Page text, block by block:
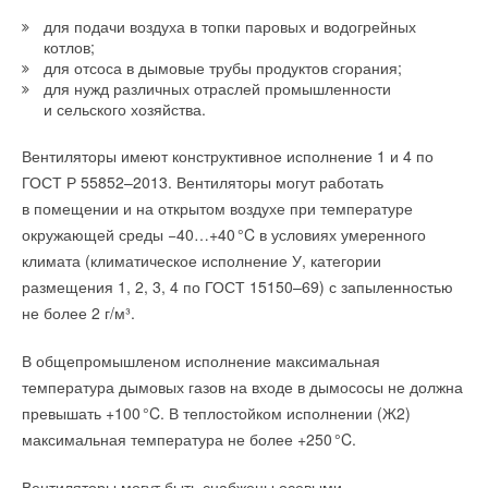
для подачи воздуха в топки паровых и водогрейных
котлов;
для отсоса в дымовые трубы продуктов сгорания;
для нужд различных отраслей промышленности
и сельского хозяйства.
Вентиляторы имеют конструктивное исполнение 1 и 4 по
ГОСТ Р 55852–2013. Вентиляторы могут работать
в помещении и на открытом воздухе при температуре
окружающей среды −40…+40°C в условиях умеренного
климата (климатическое исполнение У, категории
размещения 1, 2, 3, 4 по ГОСТ 15150–69) с запыленностью
не более 2 г/м³.
В общепромышленом исполнение максимальная
температура дымовых газов на входе в дымососы не должна
превышать +100°C. В теплостойком исполнении (Ж2)
максимальная температура не более +250°C.
Возможность собрать установку как из единичных, так и
комбинированных секций в одном боксе (моноблоке), что
снижает вес, стоимость и габаритный размер.
Монтаж как в напольном, так и в подвесном исполнении,
В установках используются лёгкие трехслойные сендвич-
панели толщиной 25 мм снижающие тепловые потери,
шум, придающие жёсткость конструкции каркаса,
особенно при двухэтажном варианте сборки. Для
уличного исполнения используются панели толщиной 45
мм.
Съемные панели, оснащенные ручками, обеспечивают
удобство обслуживания секций. Съемные панели
к каркасу быстросъёмными прижимами. Каркас установки
имеет штапик для блокировки панели, благодаря
которому можно легко демонтировать и несъёмные
панели.
Установка комплектуется набором автоматики,
агрегатов установки и отслеживать их рабочее состояние.
тепловых пунктов Fortus и насосных установок Antarus
сократится, тем самым позволяя клиентам компании
получить оборудование в более короткий срок.
В настоящее время на инженерном рынке Санкт-Петербурга
всего 4 компании пользуются похожим оборудованием.
Читайте по теме:
→
ЖУРНАЛ СОК ИЮНЬ 2022